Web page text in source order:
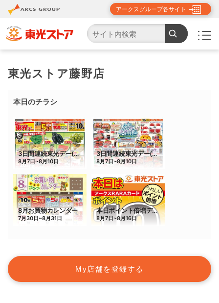
アークスグループ各サイト
TOP 店舗・チラシ検索 東光ストア藤野店
東光ストア藤野店
本日のチラシ
My店舗を登録する